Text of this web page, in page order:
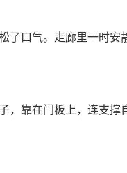
了口气。走廊里一时安
，靠在门板上，连支撑